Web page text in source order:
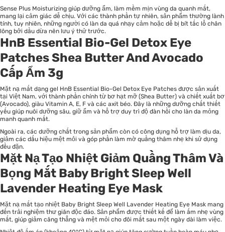
Sense Plus Moisturizing giúp dưỡng ẩm, làm mềm mịn vùng da quanh mắt,
mang lại cảm giác dễ chịu. Với các thành phần tự nhiên, sản phẩm thường lành
tính, tuy nhiên, những người có làn da quá nhạy cảm hoặc dễ bị bít tắc lỗ chân
lông bởi dầu dừa nên lưu ý thử trước.
HnB Essential Bio-Gel Detox Eye
Patches Shea Butter And Avocado
Cấp Ẩm 3g
Mặt nạ mắt dạng gel HnB Essential Bio-Gel Detox Eye Patches được sản xuất
tại Việt Nam, với thành phần chính từ bơ hạt mỡ (Shea Butter) và chiết xuất bơ
(Avocado), giàu Vitamin A, E, F và các axit béo. Đây là những dưỡng chất thiết
yếu giúp nuôi dưỡng sâu, giữ ẩm và hỗ trợ duy trì độ đàn hồi cho làn da mỏng
manh quanh mắt.
Ngoài ra, các dưỡng chất trong sản phẩm còn có công dụng hỗ trợ làm dịu da,
giảm các dấu hiệu mệt mỏi và góp phần làm mờ quầng thâm nhẹ khi sử dụng
đều đặn.
Mặt Nạ Tạo Nhiệt Giảm Quầng Thâm Và
Bọng Mắt Baby Bright Sleep Well
Lavender Heating Eye Mask
Mặt nạ mắt tạo nhiệt Baby Bright Sleep Well Lavender Heating Eye Mask mang
đến trải nghiệm thư giãn độc đáo. Sản phẩm được thiết kế để làm ấm nhẹ vùng
mắt, giúp giảm căng thẳng và mệt mỏi cho đôi mắt sau một ngày dài làm việc.